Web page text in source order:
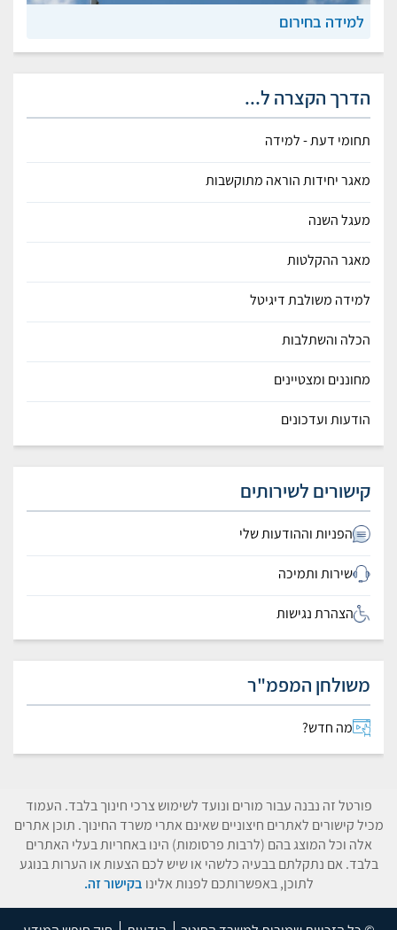
למידה בחירום
הדרך הקצרה ל...
תחומי דעת - למידה
מאגר יחידות הוראה מתוקשבות
מעגל השנה
מאגר ההקלטות
למידה משולבת דיגיטל
הכלה והשתלבות
מחוננים ומצטיינים
הודעות ועדכונים
קישורים לשירותים
הפניות וההודעות שלי
שירות ותמיכה
הצהרת נגישות
משולחן המפמ"ר
מה חדש?
פורטל זה נבנה עבור מורים ונועד לשימוש צרכי חינוך בלבד. העמוד
מכיל קישורים לאתרים חיצוניים שאינם אתרי משרד החינוך. תוכן אתרים
אלה וכל המוצג בהם (לרבות פרסומות) הינו באחריות בעלי האתרים
בלבד. אם נתקלתם בבעיה כלשהי או שיש לכם הצעות או הערות בנוגע
לתוכן, באפשרותכם לפנות אלינו בקישור זה.